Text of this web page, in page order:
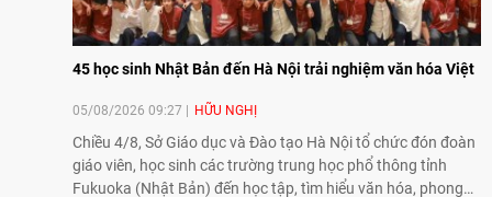
45 học sinh Nhật Bản đến Hà Nội trải nghiệm văn hóa Việt
05/08/2026 09:27 HỮU NGHỊ
Chiều 4/8, Sở Giáo dục và Đào tạo Hà Nội tổ chức đón đoàn
giáo viên, học sinh các trường trung học phổ thông tỉnh
Fukuoka (Nhật Bản) đến học tập, tìm hiểu văn hóa, phong